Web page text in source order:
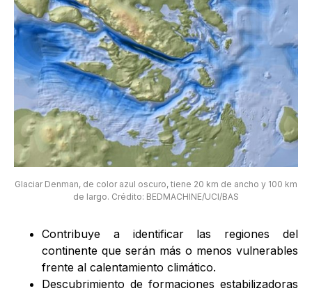
Glaciar Denman, de color azul oscuro, tiene 20 km de ancho y 100 km
de largo. Crédito: BEDMACHINE/UCI/BAS
Contribuye a identificar las regiones del
continente que serán más o menos vulnerables
frente al calentamiento climático.
Descubrimiento de formaciones estabilizadoras